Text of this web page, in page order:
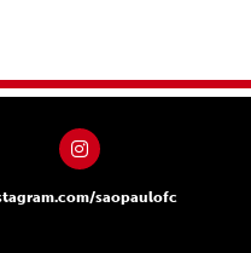
saopaulofc